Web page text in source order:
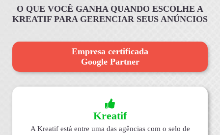
O QUE VOCÊ GANHA QUANDO ESCOLHE A
KREATIF PARA GERENCIAR SEUS ANÚNCIOS
Empresa certificada
Google Partner
Kreatif
A Kreatif está entre uma das agências com o selo de